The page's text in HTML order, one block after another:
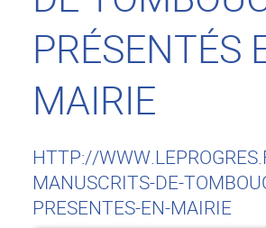
PRÉSENTÉS
MAIRIE
HTTP://
MANUSCRITS-DE-
PRESENTES-EN-MAIRIE